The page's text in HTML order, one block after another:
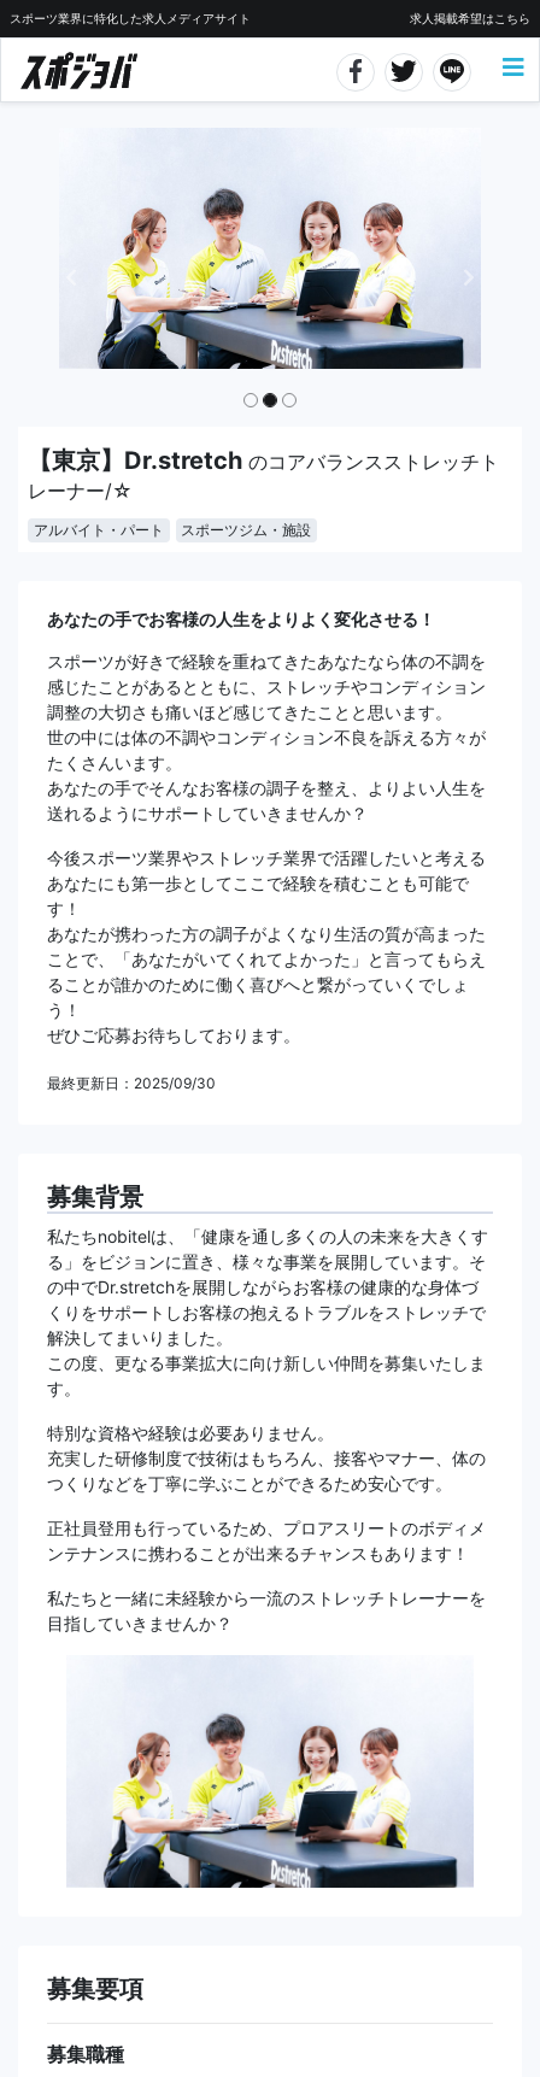
スポーツ業界に特化した求人メディアサイト 求人掲載希望はこちら
【東京】Dr.stretch のコアバランスストレッチト
レーナー/☆
アルバイト・パート スポーツジム・施設
あなたの手でお客様の人生をよりよく変化させる！
スポーツが好きで経験を重ねてきたあなたなら体の不調を
感じたことがあるとともに、ストレッチやコンディション
調整の大切さも痛いほど感じてきたことと思います。
世の中には体の不調やコンディション不良を訴える方々が
たくさんいます。
あなたの手でそんなお客様の調子を整え、よりよい人生を
送れるようにサポートしていきませんか？
今後スポーツ業界やストレッチ業界で活躍したいと考える
あなたにも第一歩としてここで経験を積むことも可能で
す！
あなたが携わった方の調子がよくなり生活の質が高まった
ことで、「あなたがいてくれてよかった」と言ってもらえ
ることが誰かのために働く喜びへと繋がっていくでしょ
う！
ぜひご応募お待ちしております。
最終更新日：2025/09/30
募集背景
私たちnobitelは、「健康を通し多くの人の未来を大きくす
る」をビジョンに置き、様々な事業を展開しています。そ
の中でDr.stretchを展開しながらお客様の健康的な身体づ
くりをサポートしお客様の抱えるトラブルをストレッチで
解決してまいりました。
この度、更なる事業拡大に向け新しい仲間を募集いたしま
す。
特別な資格や経験は必要ありません。
充実した研修制度で技術はもちろん、接客やマナー、体の
つくりなどを丁寧に学ぶことができるため安心です。
正社員登用も行っているため、プロアスリートのボディメ
ンテナンスに携わることが出来るチャンスもあります！
私たちと一緒に未経験から一流のストレッチトレーナーを
目指していきませんか？
募集要項
募集職種